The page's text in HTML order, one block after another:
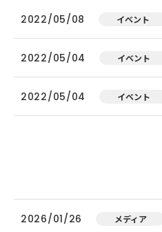
2022/05/08 イベント
2022/05/04 イベント
2022/05/04 イベント
2026/01/26 メディア